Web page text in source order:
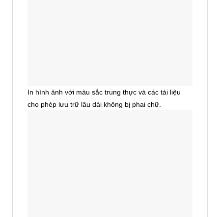
In hình ảnh với màu sắc trung thực và các tài liệu
cho phép lưu trữ lâu dài không bị phai chữ.